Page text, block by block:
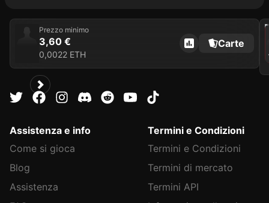
Prezzo minimo
3,60 €
0,0022 ETH
Carte
2022
Assistenza e info
Come si gioca
Blog
Assistenza
Termini e Condizioni
Termini e Condizioni
Termini di mercato
Termini API